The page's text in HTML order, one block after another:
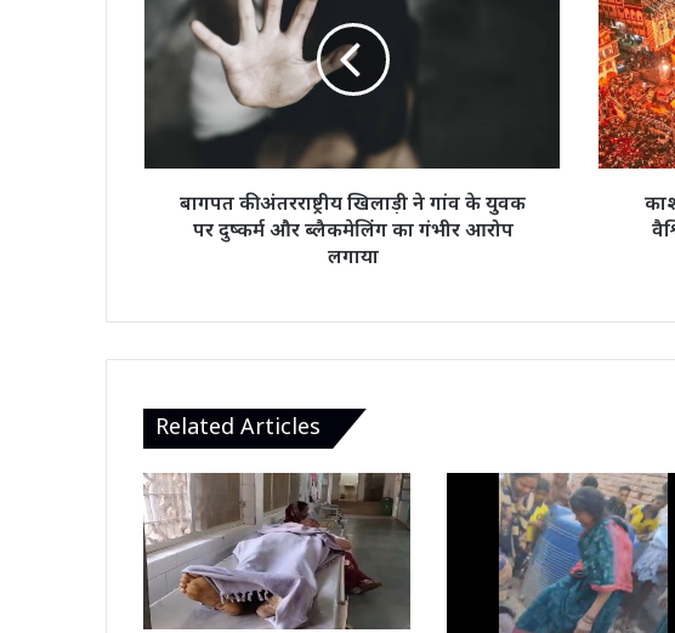
अंतरराष्ट्रीय
खिलाड़ी
ने
पर
ब्लैकमेलिंग
आरोप
बागपत की अंतरराष्ट्रीय खिलाड़ी ने गांव के युवक
पर दुष्कर्म और ब्लैकमेलिंग का गंभीर आरोप
लगाया
देव
दीपावली
उत्सव
15
नवंबर
को,
वैश्विक
तैयारी
Related Articles